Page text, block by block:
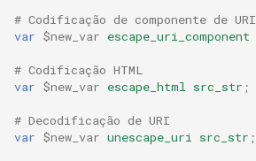
# Codificação de componente de URI
var $new_var escape_uri_component
# Codificação HTML
var $new_var escape_html src_str ;
# Decodificação de URI
var $new_var unescape_uri src_str ;